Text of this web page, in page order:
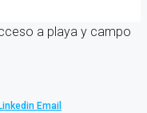
a playa y campo
Linkedin Email